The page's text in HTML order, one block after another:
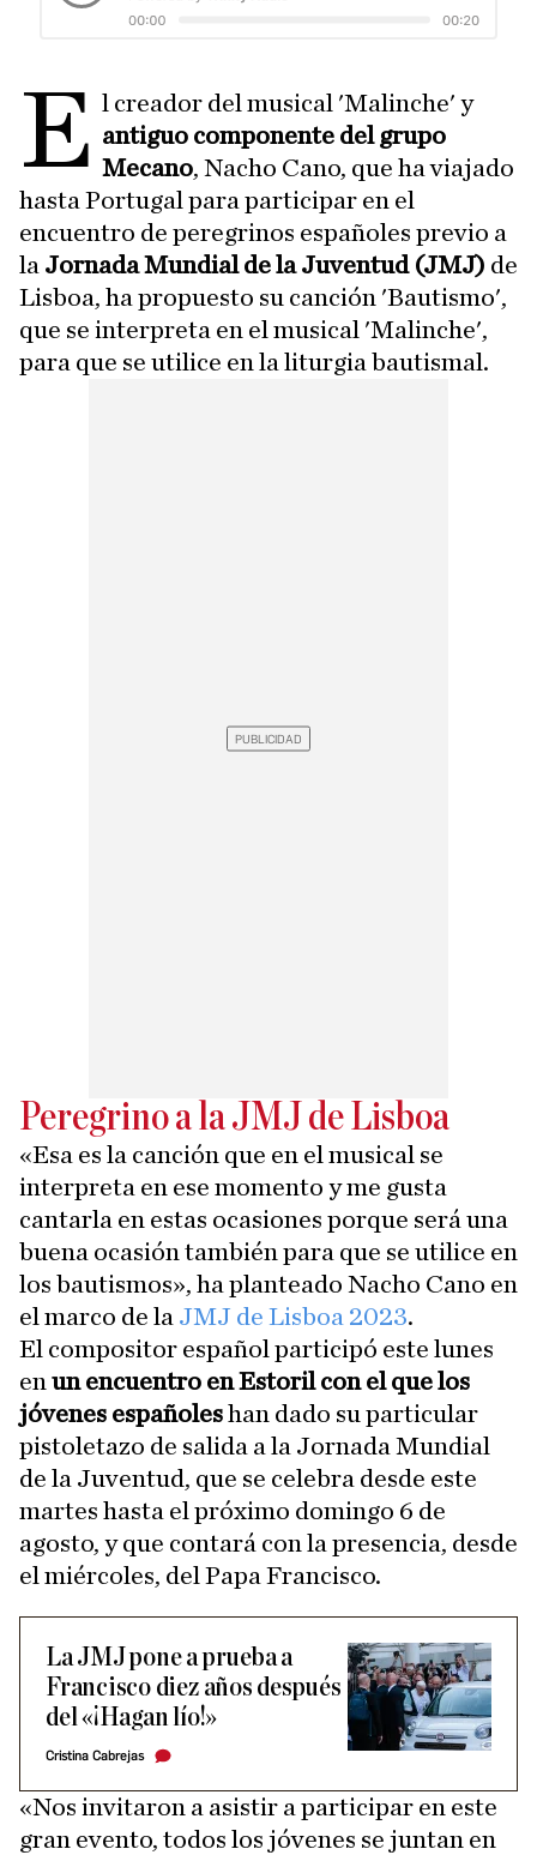
E l creador del musical 'Malinche' y
antiguo componente del grupo
Mecano, Nacho Cano, que ha viajado
hasta Portugal para participar en el
encuentro de peregrinos españoles previo a
la Jornada Mundial de la Juventud (JMJ) de
Lisboa, ha propuesto su canción 'Bautismo',
que se interpreta en el musical 'Malinche',
para que se utilice en la liturgia bautismal.
Peregrino a la JMJ de Lisboa
«Esa es la canción que en el musical se
interpreta en ese momento y me gusta
cantarla en estas ocasiones porque será una
buena ocasión también para que se utilice en
los bautismos», ha planteado Nacho Cano en
el marco de la JMJ de Lisboa 2023.
El compositor español participó este lunes
en un encuentro en Estoril con el que los
jóvenes españoleshan dado su particular
pistoletazo de salida a la Jornada Mundial
de la Juventud, que se celebra desde este
martes hasta el próximo domingo 6 de
agosto, y que contará con la presencia, desde
el miércoles, del Papa Francisco.
La JMJ pone a prueba a
Francisco diez años después
del «¡Hagan lío!»
Cristina Cabrejas
«Nos invitaron a asistir a participar en este
gran evento, todos los jóvenes se juntan en